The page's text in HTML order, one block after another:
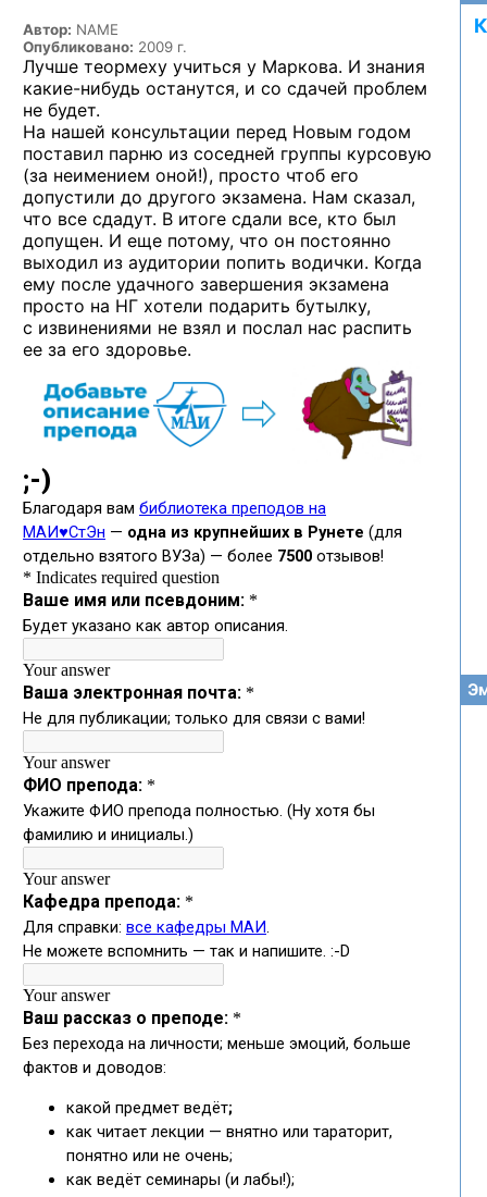
Автор: NAME
Опубликовано: 2009 г.
Лучше теормеху учиться у Маркова. И знания
какие-нибудь останутся, и со сдачей проблем
не будет.
На нашей консультации перед Новым годом
поставил парню из соседней группы курсовую
(за неимением оной!), просто чтоб его
допустили до другого экзамена. Нам сказал,
что все сдадут. В итоге сдали все, кто был
допущен. И еще потому, что он постоянно
выходил из аудитории попить водички. Когда
ему после удачного завершения экзамена
просто на НГ хотели подарить бутылку,
с извинениями не взял и послал нас распить
ее за его здоровье.